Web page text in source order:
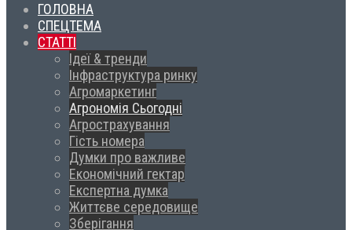
ГОЛОВНА
СПЕЦТЕМА
СТАТТІ
Ідеї & тренди
Інфраструктура ринку
Агромаркетинг
Агрономія Сьогодні
Агрострахування
Гість номера
Думки про важливе
Економічний гектар
Експертна думка
Життєве середовище
Зберігання